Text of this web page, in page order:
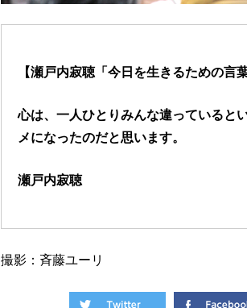
【瀬戸内寂聴「今日を生きるための言
心は、一人ひとりみんな違っていると
メになったのだと思います。
瀬戸内寂聴
撮影：斉藤ユーリ